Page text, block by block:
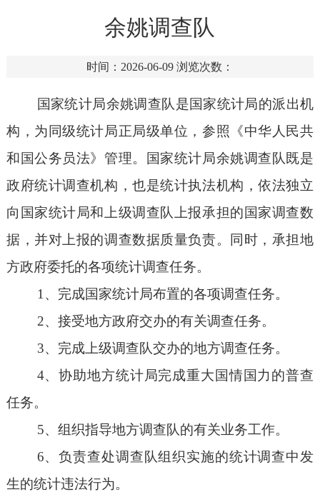
余姚调查队
时间：2026-06-09 浏览次数：
国家统计局余姚调查队是国家统计局的派出机
构，为同级统计局正局级单位，参照《中华人民共
和国公务员法》管理。国家统计局余姚调查队既是
政府统计调查机构，也是统计执法机构，依法独立
向国家统计局和上级调查队上报承担的国家调查数
据，并对上报的调查数据质量负责。同时，承担地
方政府委托的各项统计调查任务。
1 、完成国家统计局布置的各项调查任务。
2、接受地方政府交办的有关调查任务。
3、完成上级调查队交办的地方调查任务。
4、协助地方统计局完成重大国情国力的普查
任务。
5、组织指导地方调查队的有关业务工作。
6、负责查处调查队组织实施的统计调查中发
生的统计违法行为。